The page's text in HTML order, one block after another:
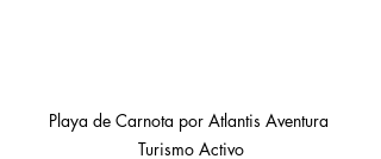
Playa de Carnota por Atlantis Aventura
Turismo Activo